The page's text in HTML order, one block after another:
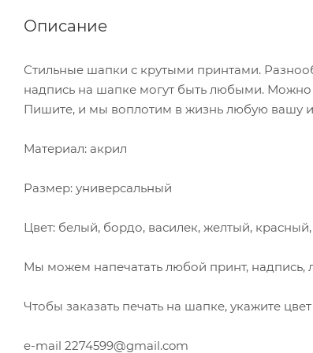
Описание
Стильные шапки с крутыми принтами.
надпись на шапке могут быть любыми.
Пишите, и мы воплотим в жизнь любую вашу
Материал: акрил
Размер: универсальный
Цвет: белый, бордо, василек, желтый,
Мы можем напечатать любой принт, надпись,
Чтобы заказать печать на шапке, укажите
e-mail 2274599@gmail.com